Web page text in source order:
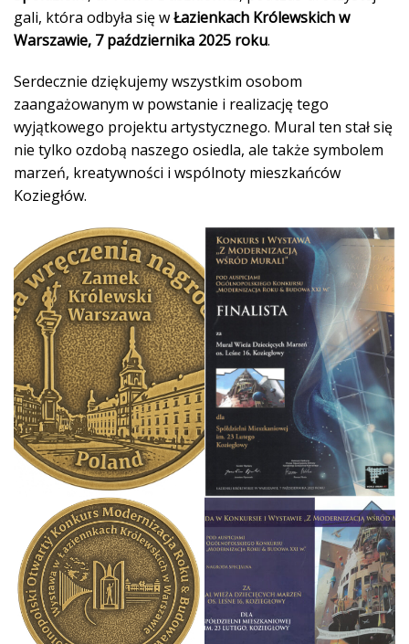
gali, która odbyła się wŁazienkach Królewskich w
Warszawie, 7 października 2025 roku.
Serdecznie dziękujemy wszystkim osobom
zaangażowanym w powstanie i realizację tego
wyjątkowego projektu artystycznego. Mural ten stał się
nie tylko ozdobą naszego osiedla, ale także symbolem
marzeń, kreatywności i wspólnoty mieszkańców
Koziegłów.